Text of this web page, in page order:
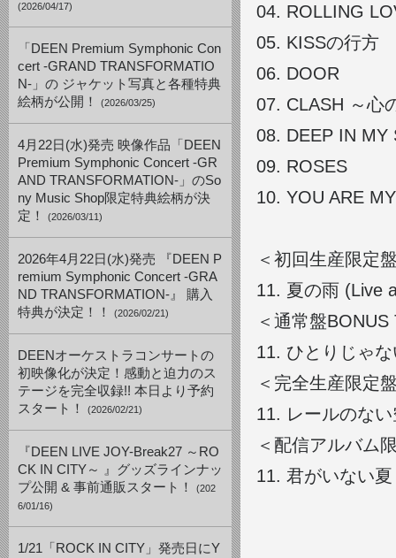
(2026/04/17)
「DEEN Premium Symphonic Con
cert -GRAND TRANSFORMATIO
N-」の ジャケット写真と各種特典
絵柄が公開！
(2026/03/25)
4月22日(水)発売 映像作品「DEEN
Premium Symphonic Concert -GR
AND TRANSFORMATION-」のSo
ny Music Shop限定特典絵柄が決
定！
(2026/03/11)
2026年4月22日(水)発売 『DEEN P
remium Symphonic Concert -GRA
ND TRANSFORMATION-』 購入
特典が決定！！
(2026/02/21)
DEENオーケストラコンサートの
初映像化が決定！感動と迫力のス
テージを完全収録!! 本日より予約
スタート！
(2026/02/21)
『DEEN LIVE JOY-Break27 ～RO
CK IN CITY～ 』グッズラインナッ
プ公開 & 事前通販スタート！
(202
6/01/16)
1/21「ROCK IN CITY」発売日にY
04. ROLLING
05. KISSの行方
06. DOOR
07. CLASH ～心
08. DEEP IN MY
09. ROSES
10. YOU ARE
＜初回生産限定
11. 夏の雨 (Live
＜通常盤BONUS
11. ひとりじゃ
＜完全生産限定
11. レールのな
＜配信アルバム
11. 君がいない